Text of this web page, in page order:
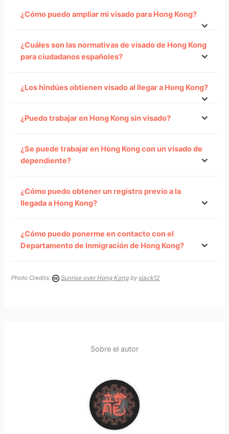
¿Cómo puedo ampliar mi visado para Hong Kong?
¿Cuáles son las normativas de visado de Hong Kong
para ciudadanos españoles?
¿Los hindúes obtienen visado al llegar a Hong Kong?
¿Puedo trabajar en Hong Kong sin visado?
¿Se puede trabajar en Hong Kong con un visado de
dependiente?
Personas que no están sujetas a un límite de
Personas que han sido admitidas para trabajar
Admisión de Calidad para Migrantes o el
Hong Kong de China
Los dependientes de personas que se apunten
a escuelas no pueden trabajar a menos que
hayan obtenido permiso previo del Director de
¿Cómo puedo obtener un registro previo a la
llegada a Hong Kong?
¿Cómo puedo ponerme en contacto con el
Departamento de Inmigración de Hong Kong?
www.immd.gov.hk/eng/services/index.html
Immigration Department, 2/F, Immigration
Tower, 7 Gloucester Road, Wan Chai, Hong
Photo Credits: Sunrise over Hong Kong byslack12
Sobre el autor